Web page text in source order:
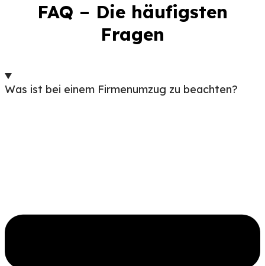
FAQ – Die häufigsten
Fragen
Was ist bei einem Firmenumzug zu beachten?